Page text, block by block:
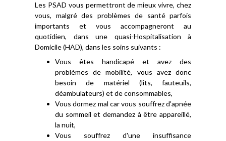
Les PSAD vous permettront de mieux vivre, chez
vous, malgré des problèmes de santé parfois
importants et vous accompagneront au
quotidien, dans une quasi-Hospitalisation à
Domicile (HAD), dans les soins suivants :
Vous êtes handicapé et avez des
problèmes de mobilité, vous avez donc
besoin de matériel (lits, fauteuils,
déambulateurs) et de consommables,
Vous dormez mal car vous souffrez d'apnée
du sommeil et demandez à être appareillé,
la nuit,
Vous souffrez d'une insuffisance